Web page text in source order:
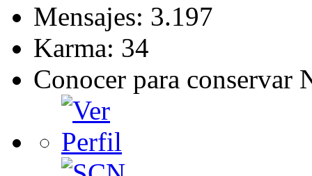
Mensajes: 3.197
Karma: 34
Conocer para conservar